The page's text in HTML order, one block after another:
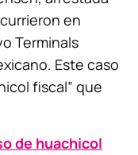
en
Terminals
Este caso
fiscal” que
de huachicol